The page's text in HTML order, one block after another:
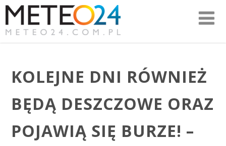
KOLEJNE DNI RÓWNIEŻ
BĘDĄ DESZCZOWE ORAZ
POJAWIĄ SIĘ BURZE! –